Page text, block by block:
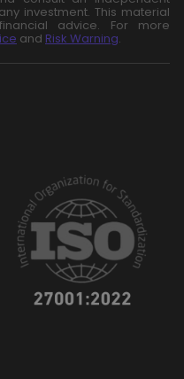
investment. This material
advice. For more
and Risk Warning.